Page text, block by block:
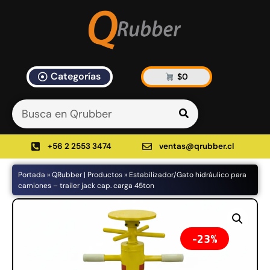
Categorías $0
+56 2 2553 3474 ventas@qrubber.cl
Portada »QRubber | Productos» Estabilizador/Gato hidráulico para
camiones – trailer jack cap. carga 45ton
23%
Artículos Blog
535 results found in 10ms
Filtrar
Productos
48%